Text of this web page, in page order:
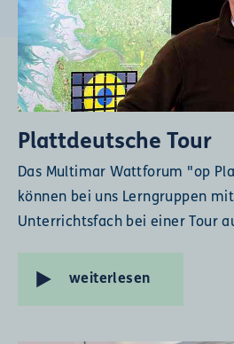
Plattdeutsche Tour
Das Multimar Wattforum "op
können bei uns Lerngruppen
Unterrichtsfach bei einer Tour
weiterlesen